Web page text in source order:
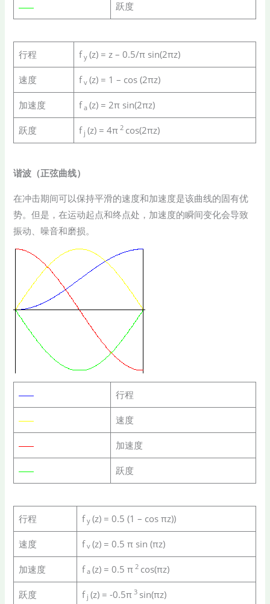
跃度
行程 fy (z) = z – 0.5/π sin(2πz)
速度 fv (z) = 1 – cos (2πz)
加速度 fa (z) = 2π sin(2πz)
跃度 fj (z) = 4π2 cos(2πz)
谐波（正弦曲线）
在冲击期间可以保持平滑的速度和加速度是该曲线的固有优
势。但是，在运动起点和终点处，加速度的瞬间变化会导致
振动、噪音和磨损。
行程
速度
加速度
跃度
行程 fy (z) = 0.5 (1 – cos πz))
速度 fv (z) = 0.5 π sin (πz)
加速度 fa (z) = 0.5 π2 cos(πz)
跃度 fj (z) = -0.5π3 sin(πz)